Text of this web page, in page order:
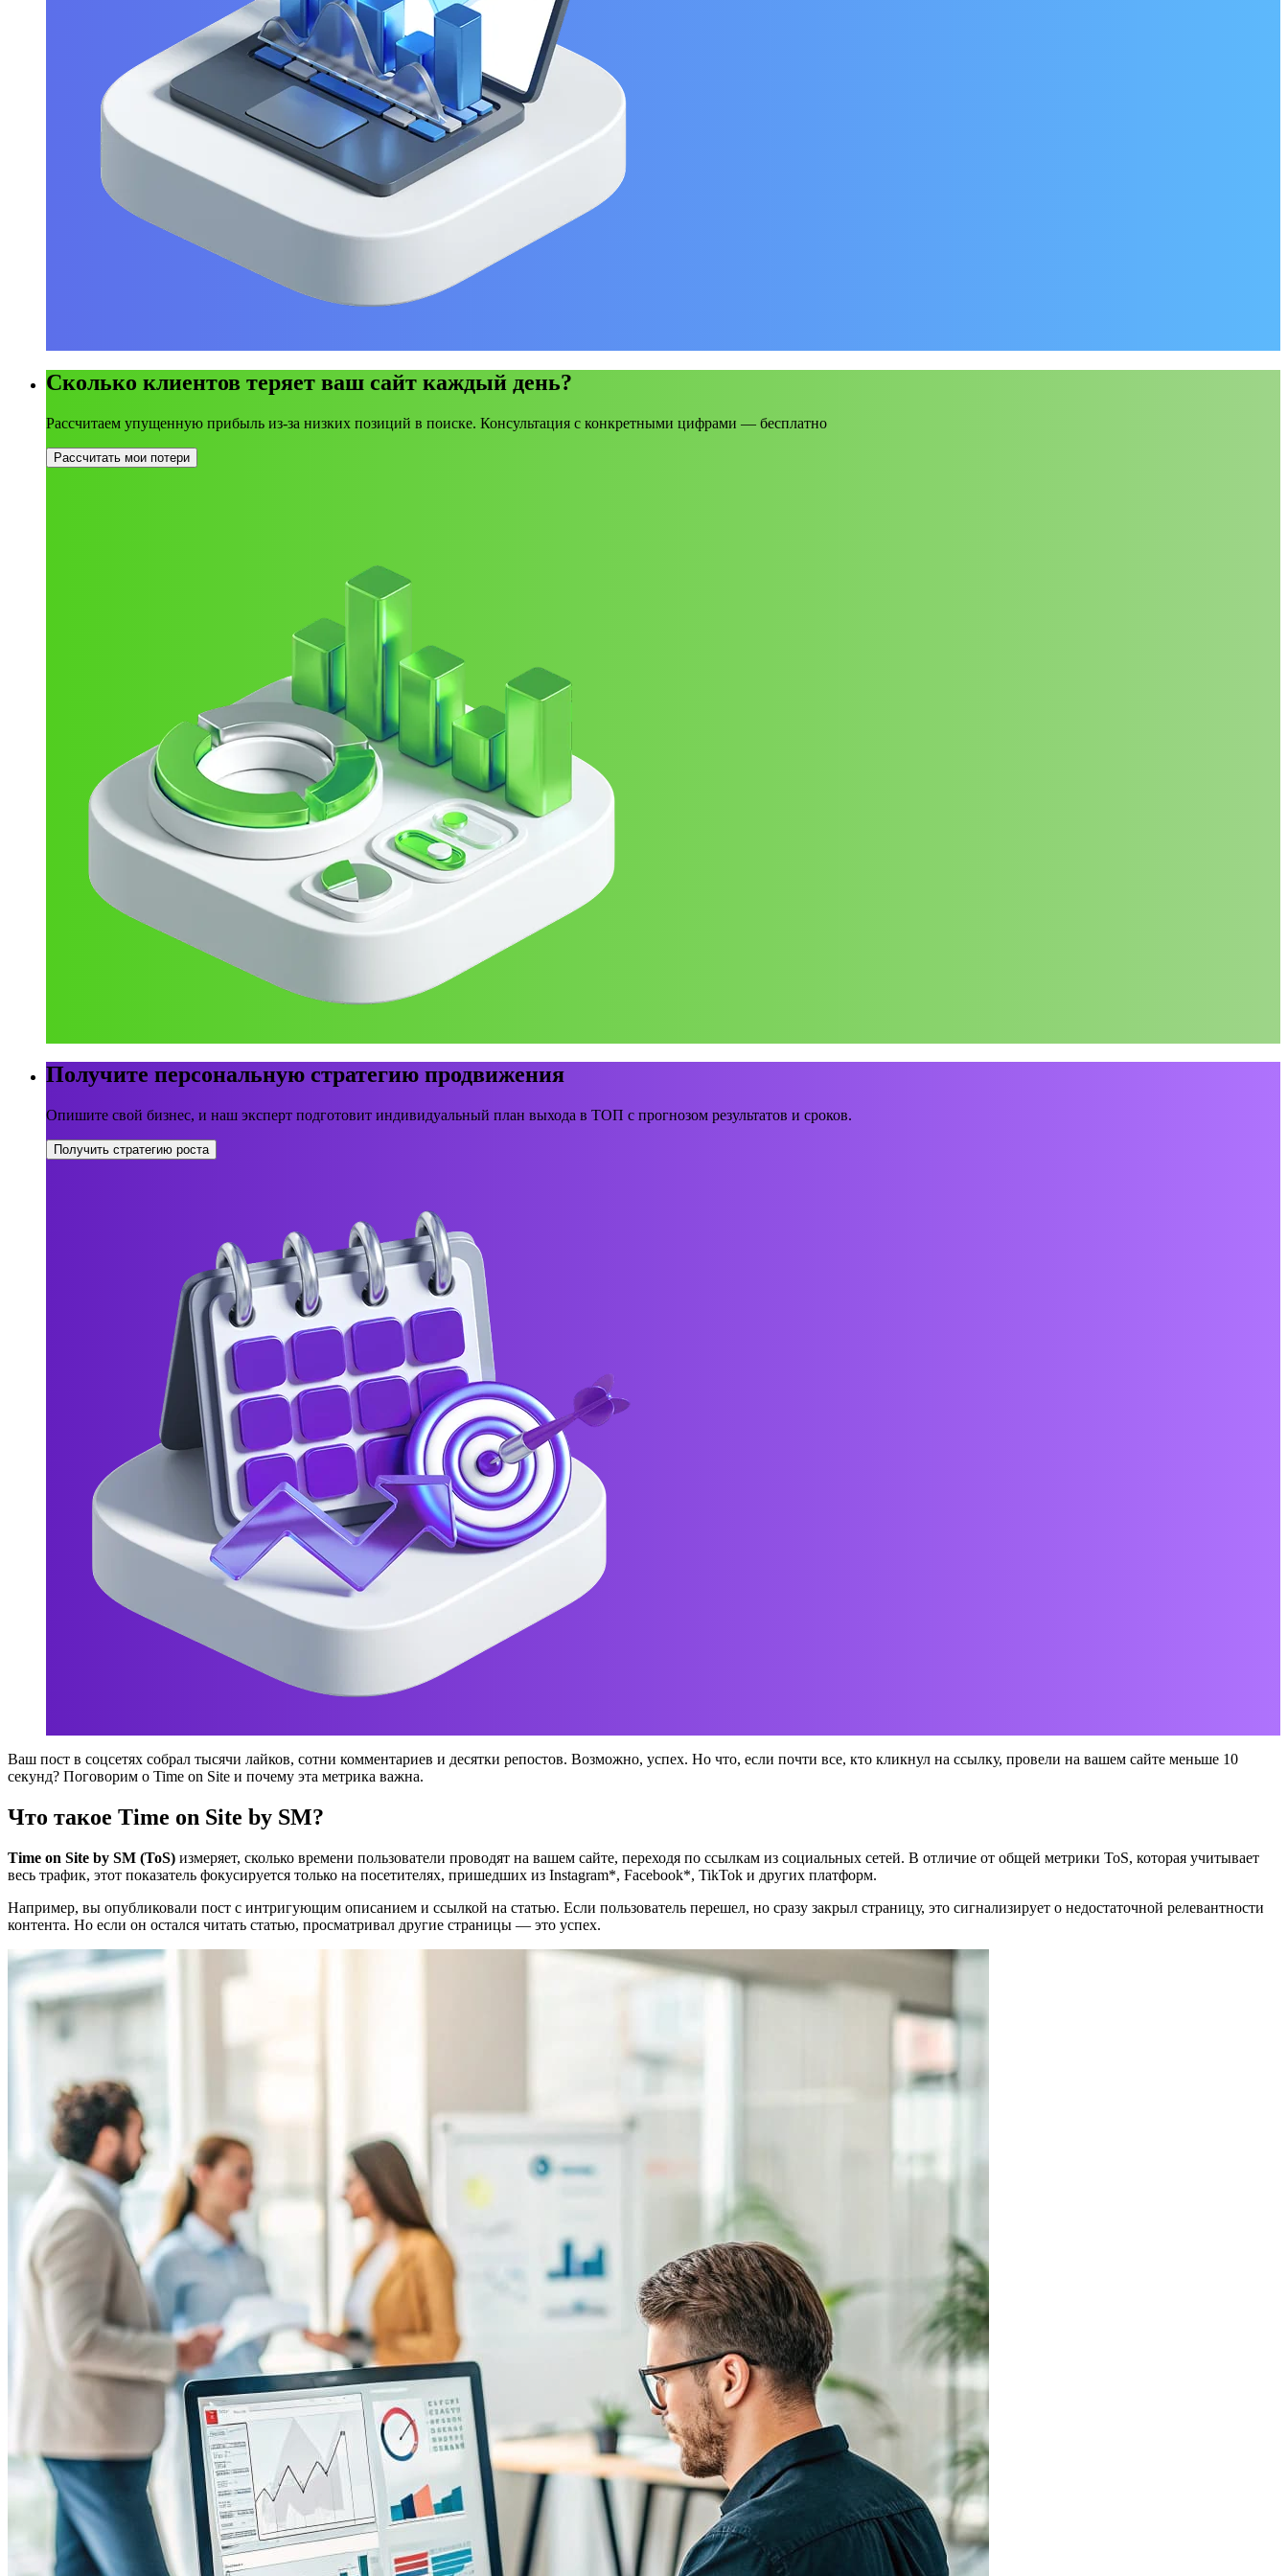
Сколько клиентов теряет ваш сайт каждый день?
Рассчитаем упущенную прибыль из-за низких позиций в поиске. Консультация с конкретными цифрами — бесплатно
Рассчитать мои потери
Получите персональную стратегию продвижения
Опишите свой бизнес, и наш эксперт подготовит индивидуальный план выхода в ТОП с прогнозом результатов и сроков.
Получить стратегию роста
Ваш пост в соцсетях собрал тысячи лайков, сотни комментариев и десятки репостов. Возможно, успех. Но что, если почти все, кто кликнул на ссылку, провели на вашем сайте меньше 10
секунд? Поговорим о Time on Site и почему эта метрика важна.
Что такое Time on Site by SM?
Time on Site by SM (ToS) измеряет, сколько времени пользователи проводят на вашем сайте, переходя по ссылкам из социальных сетей. В отличие от общей метрики ToS, которая учитывает
весь трафик, этот показатель фокусируется только на посетителях, пришедших из Instagram*, Facebook*, TikTok и других платформ.
Например, вы опубликовали пост с интригующим описанием и ссылкой на статью. Если пользователь перешел, но сразу закрыл страницу, это сигнализирует о недостаточной релевантности
контента. Но если он остался читать статью, просматривал другие страницы — это успех.